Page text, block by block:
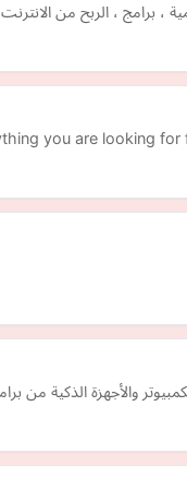
، برامج ، الربح من
you are looking
والأجهزة الذكية من